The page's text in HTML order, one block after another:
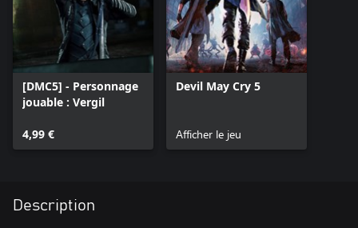
[DMC5] - Personnage
jouable : Vergil
4,99 €
Devil May Cry 5
Afficher le jeu
Description